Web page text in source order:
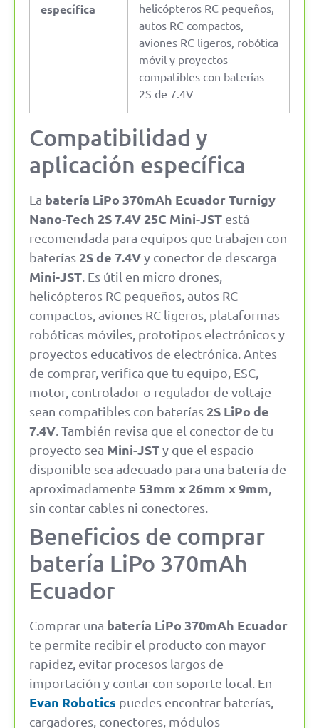
específica
helicópteros RC pequeños,
autos RC compactos,
aviones RC ligeros, robótica
móvil y proyectos
compatibles con baterías
2S de 7.4V
Compatibilidad y
aplicación específica
La batería LiPo 370mAh Ecuador Turnigy
Nano-Tech 2S 7.4V 25C Mini-JST está
recomendada para equipos que trabajen con
baterías 2S de 7.4Vy conector de descarga
Mini-JST. Es útil en micro drones,
helicópteros RC pequeños, autos RC
compactos, aviones RC ligeros, plataformas
robóticas móviles, prototipos electrónicos y
proyectos educativos de electrónica. Antes
de comprar, verifica que tu equipo, ESC,
motor, controlador o regulador de voltaje
sean compatibles con baterías 2S LiPo de
7.4V. También revisa que el conector de tu
proyecto sea Mini-JSTy que el espacio
disponible sea adecuado para una batería de
aproximadamente 53mm x 26mm x 9mm,
sin contar cables ni conectores.
Beneficios de comprar
batería LiPo 370mAh
Ecuador
Comprar una batería LiPo 370mAh Ecuador
te permite recibir el producto con mayor
rapidez, evitar procesos largos de
importación y contar con soporte local. En
Evan Robotics puedes encontrar baterías,
cargadores, conectores, módulos